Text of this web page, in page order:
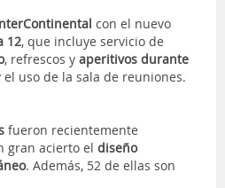
con el nuevo
12, que incluye servicio de
, refrescos y aperitivos durante
el uso de la sala de reuniones.
fueron recientemente
gran acierto el diseño
. Además, 52 de ellas son